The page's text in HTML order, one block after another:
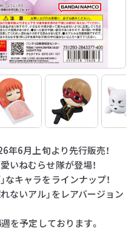
6月上旬より先行販売！
いねむらせ隊が登場！
なキャラをラインナップ！
ないアル」をレアバージョン
を予定しております。